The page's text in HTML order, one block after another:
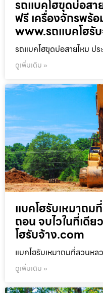
รถแบคโฮขุดบ่อสา
ฟรี เครื่องจักรพร้
www.รถแบคโฮรั
รถแบคโฮขุดบ่อสายไหม ปร
ดูเพิ่มเติม »
แบคโฮรับเหมาถ
ถอน จบไวในที่เดี
โฮรับจ้าง.com
แบคโฮรับเหมาถมที่สวนห
ดูเพิ่มเติม »